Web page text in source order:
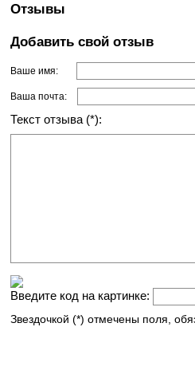
Отзывы
Добавить свой отзыв
Ваше имя:
Ваша почта:
Текст отзыва (*):
Введите код на картинке:
Звездочкой (*) отмечены поля,